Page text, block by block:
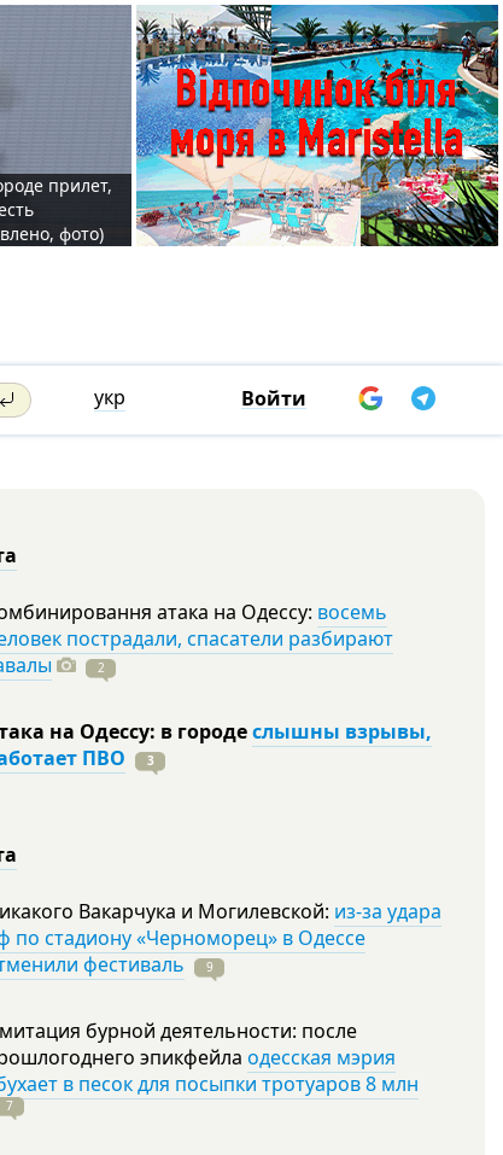
прилет,
фото)
укр Войти
атака на Одессу: восемь
пострадали, спасатели разбирают
2
на Одессу: в городеслышны взрывы,
ПВО
3
Вакарчука и Могилевской: из-за удара
по стадиону «Черноморец» в Одессе
фестиваль
9
бурной деятельности: после
эпикфейла одесская мэрия
в песок для посыпки тротуаров 8 млн
7